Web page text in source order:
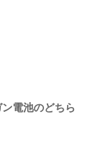
電池のどちら